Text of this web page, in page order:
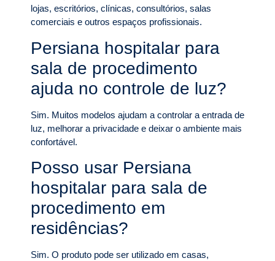
lojas, escritórios, clínicas, consultórios, salas
comerciais e outros espaços profissionais.
Persiana hospitalar para
sala de procedimento
ajuda no controle de luz?
Sim. Muitos modelos ajudam a controlar a entrada de
luz, melhorar a privacidade e deixar o ambiente mais
confortável.
Posso usar Persiana
hospitalar para sala de
procedimento em
residências?
Sim. O produto pode ser utilizado em casas,